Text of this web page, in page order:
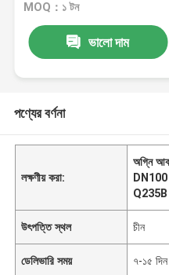
MOQ：১ টন
ভালো দাম
পণ্যের বর্ণনা
লক্ষণীয় করা:
অগ্নি
DN100
Q235B
উৎপত্তি স্থল চীন
ডেলিভারি সময় ৭-১৫ দিন